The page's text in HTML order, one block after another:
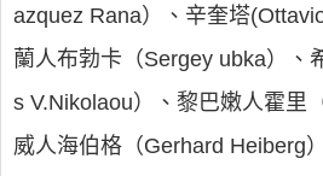
azquez Rana）、辛奎塔
蘭人布勃卡（Sergey ubka）、
s V.Nikolaou）、黎巴嫩人霍里
威人海伯格（Gerhard Heiberg